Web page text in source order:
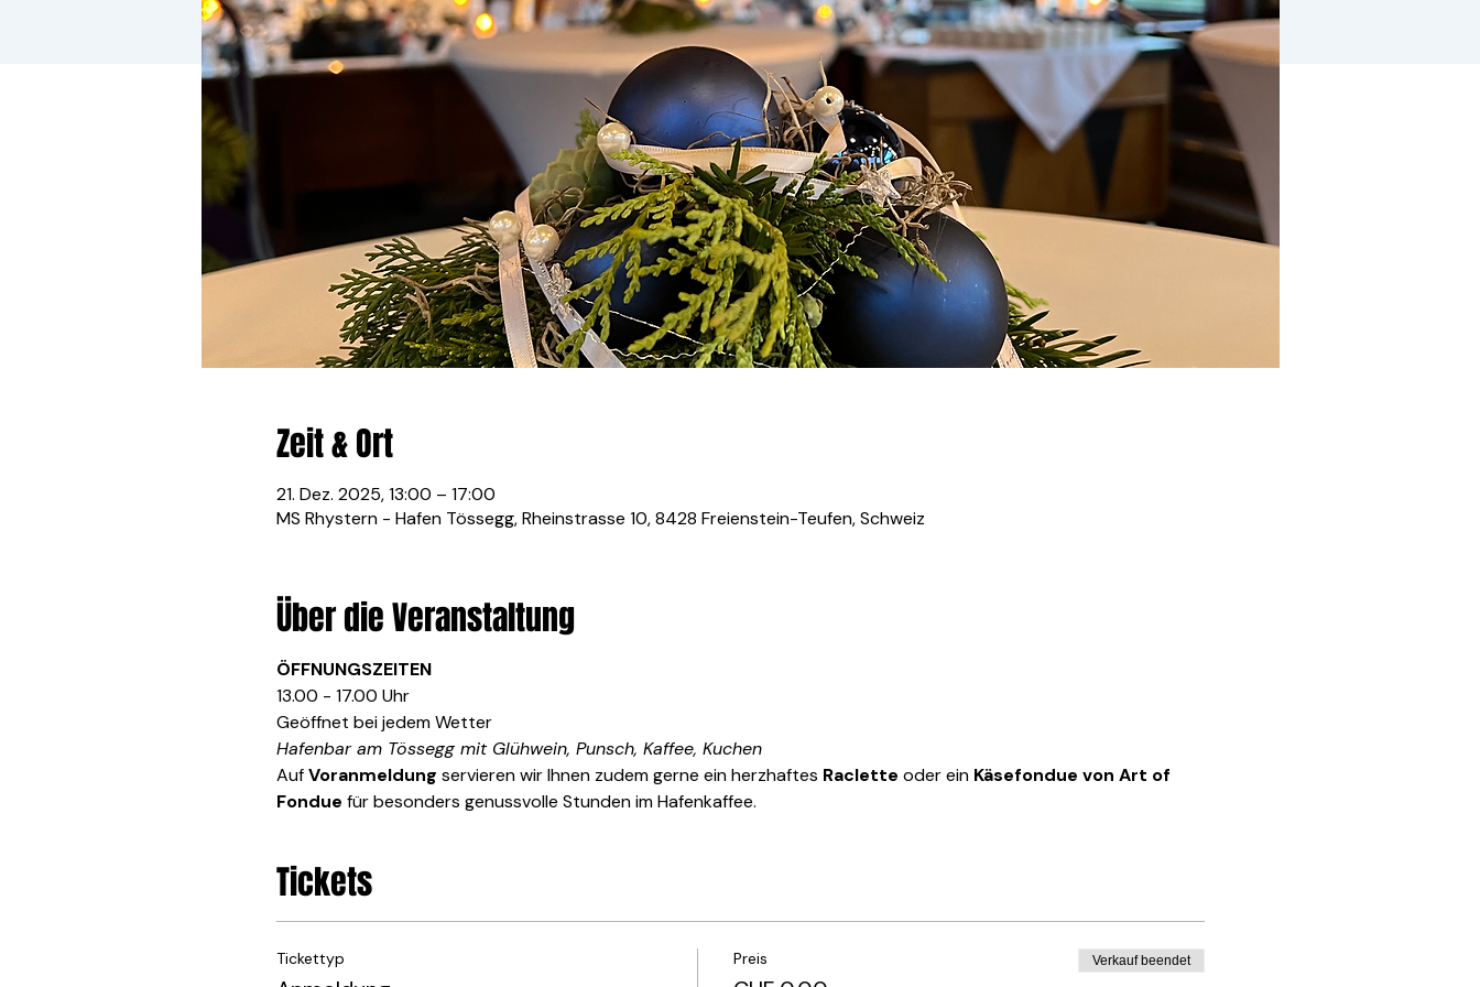
Zeit & Ort
21. Dez. 2025, 13:00 – 17:00
MS Rhystern - Hafen Tössegg, Rheinstrasse 10, 8428 Freienstein-Teufen, Schweiz
Über die Veranstaltung
ÖFFNUNGSZEITEN
13.00 - 17.00 Uhr
Geöffnet bei jedem Wetter
Hafenbar am Tössegg mit Glühwein, Punsch, Kaffee, Kuchen
Auf Voranmeldung servieren wir Ihnen zudem gerne ein herzhaftes Raclette oder ein Käsefondue von Art of
Fondue für besonders genussvolle Stunden im Hafenkaffee.
Tickets
Tickettyp Preis Verkauf beendet